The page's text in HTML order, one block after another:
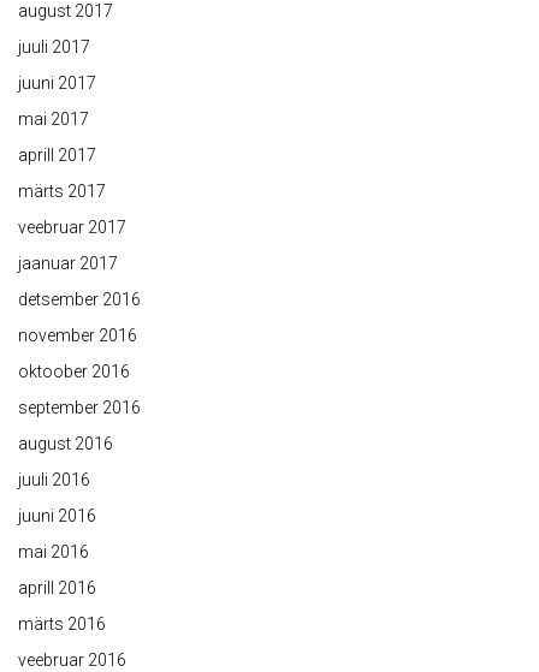
august 2017
juuli 2017
juuni 2017
mai 2017
aprill 2017
märts 2017
veebruar 2017
jaanuar 2017
detsember 2016
november 2016
oktoober 2016
september 2016
august 2016
juuli 2016
juuni 2016
mai 2016
aprill 2016
märts 2016
veebruar 2016